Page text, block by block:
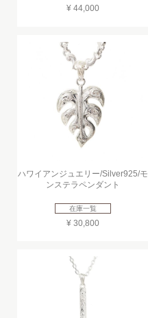
¥ 44,000
ハワイアンジュエリー/Silver925/モ
ンステラペンダント
在庫一覧
¥ 30,800